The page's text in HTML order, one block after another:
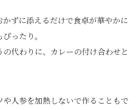
ずに添えるだけで食卓が華やかに
ったり。
代わりに、カレーの付け合わせと
や人参を加熱しないで作ることもで